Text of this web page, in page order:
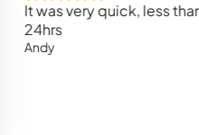
It was very quick, less than
24hrs